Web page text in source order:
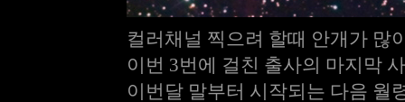
컬러채널 찍으려 할때 안개가 많
이번 3번에 걸친 출사의 마지막
이번달 말부터 시작되는 다음 월